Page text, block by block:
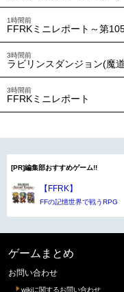
1時間前
FFRKミニレポート～第
3時間前
ラビリンスダンジョン(魔
3時間前
FFRKミニレポート
[PR]編集部おすすめゲーム!!
【FFRK】
FFの記憶世界で戦うRPG
ゲームまとめ
お問い合わせ
wikiに関するお問い合わせ